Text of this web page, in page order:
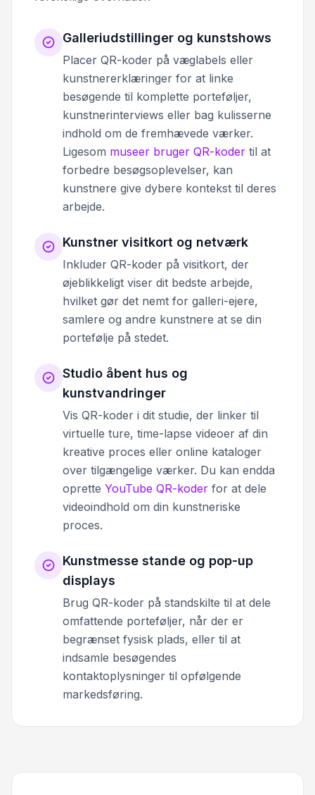
Galleriudstillinger og kunstshows
Placer QR-koder på væglabels eller
kunstnererklæringer for at linke
besøgende til komplette porteføljer,
kunstnerinterviews eller bag kulisserne
indhold om de fremhævede værker.
Ligesom museer bruger QR-koder til at
forbedre besøgsoplevelser, kan
kunstnere give dybere kontekst til deres
arbejde.
Kunstner visitkort og netværk
Inkluder QR-koder på visitkort, der
øjeblikkeligt viser dit bedste arbejde,
hvilket gør det nemt for galleri-ejere,
samlere og andre kunstnere at se din
portefølje på stedet.
Studio åbent hus og
kunstvandringer
Vis QR-koder i dit studie, der linker til
virtuelle ture, time-lapse videoer af din
kreative proces eller online kataloger
over tilgængelige værker. Du kan endda
oprette YouTube QR-koder for at dele
videoindhold om din kunstneriske
proces.
Kunstmesse stande og pop-up
displays
Brug QR-koder på standskilte til at dele
omfattende porteføljer, når der er
begrænset fysisk plads, eller til at
indsamle besøgendes
kontaktoplysninger til opfølgende
markedsføring.